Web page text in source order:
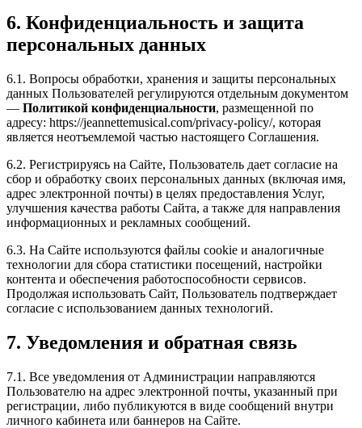
6. Конфиденциальность и защита
персональных данных
6.1. Вопросы обработки, хранения и защиты персональных
данных Пользователей регулируются отдельным документом
— Политикой конфиденциальности, размещенной по
адресу: https://jeannettemusical.com/privacy-policy/, которая
является неотъемлемой частью настоящего Соглашения.
6.2. Регистрируясь на Сайте, Пользователь дает согласие на
сбор и обработку своих персональных данных (включая имя,
адрес электронной почты) в целях предоставления Услуг,
улучшения качества работы Сайта, а также для направления
информационных и рекламных сообщений.
6.3. На Сайте используются файлы cookie и аналогичные
технологии для сбора статистики посещений, настройки
контента и обеспечения работоспособности сервисов.
Продолжая использовать Сайт, Пользователь подтверждает
согласие с использованием данных технологий.
7. Уведомления и обратная связь
7.1. Все уведомления от Администрации направляются
Пользователю на адрес электронной почты, указанный при
регистрации, либо публикуются в виде сообщений внутри
личного кабинета или баннеров на Сайте.